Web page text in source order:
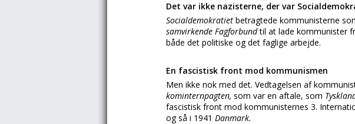
Det var ikke nazisterne, der var
Socialdemokratiet betragtede kommunisterne
samvirkende Fagforbundtil at lade kommunister
både det politiske og det faglige arbejde.
En fascistisk front mod kommunismen
Men ikke nok med det. Vedtagelsen af
kominternpagten, som var en aftale, som
fascistisk front mod kommunisternes 3.
og så i 1941 Danmark.